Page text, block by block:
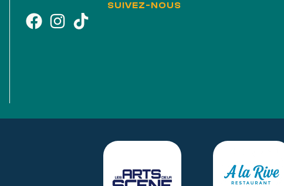
SUIVEZ-NOUS